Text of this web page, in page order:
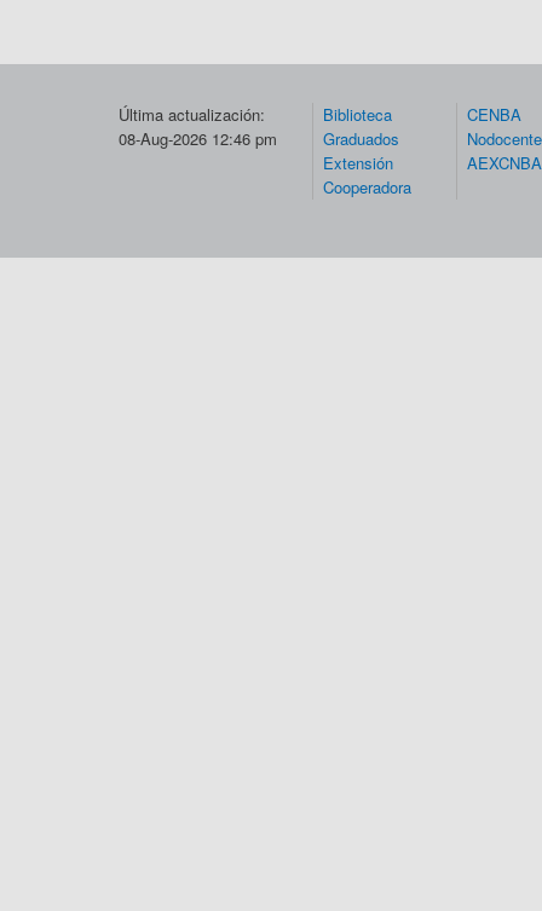
Última actualización:
08-Aug-2026 12:46 pm
Biblioteca
Graduados
Extensión
Cooperadora
CENBA
AEXCNBA